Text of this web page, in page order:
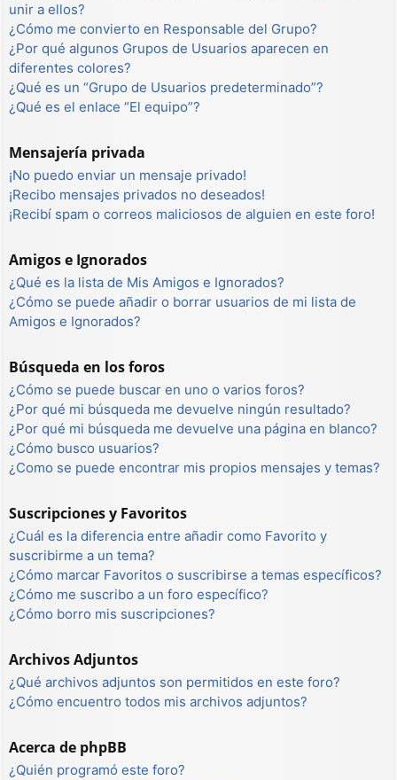
unir a ellos?
¿Cómo me convierto en Responsable del Grupo?
¿Por qué algunos Grupos de Usuarios aparecen en
diferentes colores?
¿Qué es un “Grupo de Usuarios predeterminado”?
¿Qué es el enlace “El equipo”?
Mensajería privada
¡No puedo enviar un mensaje privado!
¡Recibo mensajes privados no deseados!
¡Recibí spam o correos maliciosos de alguien en este foro!
Amigos e Ignorados
¿Qué es la lista de Mis Amigos e Ignorados?
¿Cómo se puede añadir o borrar usuarios de mi lista de
Amigos e Ignorados?
Búsqueda en los foros
¿Cómo se puede buscar en uno o varios foros?
¿Por qué mi búsqueda me devuelve ningún resultado?
¿Por qué mi búsqueda me devuelve una página en blanco?
¿Cómo busco usuarios?
¿Como se puede encontrar mis propios mensajes y temas?
Suscripciones y Favoritos
¿Cuál es la diferencia entre añadir como Favorito y
suscribirme a un tema?
¿Cómo marcar Favoritos o suscribirse a temas específicos?
¿Cómo me suscribo a un foro específico?
¿Cómo borro mis suscripciones?
Archivos Adjuntos
¿Qué archivos adjuntos son permitidos en este foro?
¿Cómo encuentro todos mis archivos adjuntos?
Acerca de phpBB
¿Quién programó este foro?